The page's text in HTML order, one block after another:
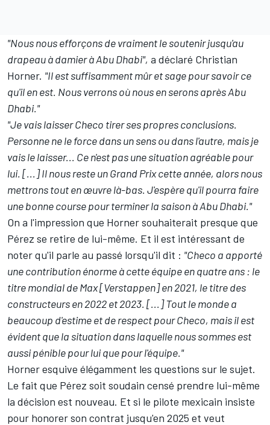
"Nous nous efforçons de vraiment le soutenir jusqu'au
drapeau à damier à Abu Dhabi", a déclaré Christian
Horner. "Il est suffisamment mûr et sage pour savoir ce
qu'il en est. Nous verrons où nous en serons après Abu
Dhabi."
"Je vais laisser Checo tirer ses propres conclusions.
Personne ne le force dans un sens ou dans l'autre, mais je
vais le laisser... Ce n'est pas une situation agréable pour
lui. [...]Il nous reste un Grand Prix cette année, alors nous
mettrons tout en œuvre là-bas. J'espère qu'il pourra faire
une bonne course pour terminer la saison à Abu Dhabi."
On a l'impression que Horner souhaiterait presque que
Pérez se retire de lui-même. Et il est intéressant de
noter qu'il parle au passé lorsqu'il dit : "Checo a apporté
une contribution énorme à cette équipe en quatre ans : le
titre mondial de Max [Verstappen] en 2021, le titre des
constructeurs en 2022 et 2023. [...] Tout le monde a
beaucoup d'estime et de respect pour Checo, mais il est
évident que la situation dans laquelle nous sommes est
aussi pénible pour lui que pour l'équipe."
Horner esquive élégamment les questions sur le sujet.
Le fait que Pérez soit soudain censé prendre lui-même
la décision est nouveau. Et si le pilote mexicain insiste
pour honorer son contrat jusqu'en 2025 et veut